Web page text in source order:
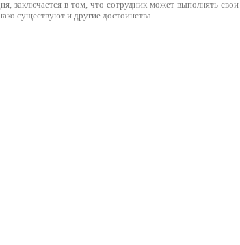
заключается в том, что сотрудник может выполнять
существуют и другие достоинства.